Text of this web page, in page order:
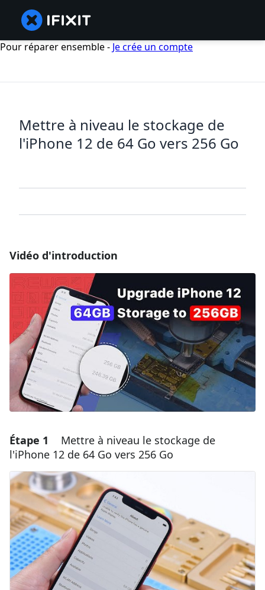
Pour réparer ensemble - Je crée un compte
Mettre à niveau le stockage de
l'iPhone 12 de 64 Go vers 256 Go
Vidéo d'introduction
Étape 1
Mettre à niveau le stockage de
l'iPhone 12 de 64 Go vers 256 Go